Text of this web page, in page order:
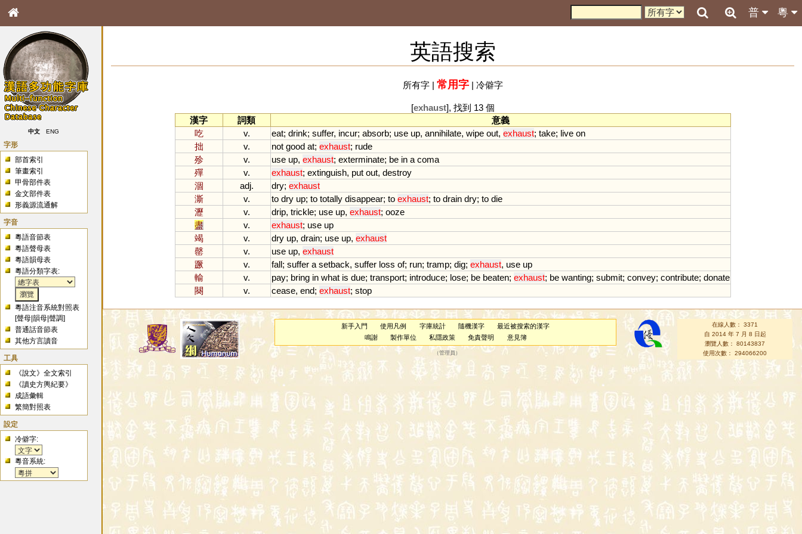
粵
普
中文 ENG
字形
部首索引
筆畫索引
甲骨部件表
金文部件表
形義源流通解
字音
粵語音節表
粵語聲母表
粵語韻母表
粵語分類字表:
粵語注音系統對照表
[聲母 |韻母 |聲調]
普通話音節表
其他方言讀音
工具
《說文》全文索引
《讀史方輿紀要》
成語彙輯
繁簡對照表
設定
冷僻字:
粵音系統:
英語搜索
所有字| 常用字| 冷僻字
[exhaust], 找到 13 個
漢字
詞類
意義
吃
v. eat; drink; suffer, incur; absorb; use up, annihilate, wipe out, exhaust; take; live on
拙
v. not good at; exhaust; rude
殄
v. use up, exhaust; exterminate; be in a coma
殫
v. exhaust; extinguish, put out, destroy
涸
adj. dry; exhaust
澌
v. to dry up; to totally disappear; to exhaust; to drain dry; to die
瀝
v. drip, trickle; use up, exhaust; ooze
盡
v. exhaust; use up
竭
v. dry up, drain; use up, exhaust
罄
v. use up, exhaust
蹶
v. fall; suffer a setback, suffer loss of; run; tramp; dig; exhaust, use up
輸
v. pay; bring in what is due; transport; introduce; lose; be beaten; exhaust; be wanting; submit; convey; contribute; donate
闋
v. cease, end; exhaust; stop
新手入門 使用凡例 字庫統計 隨機漢字
最近被搜索的漢字
鳴謝
製作單位 私隱政策 免責聲明 意見簿
（管理員 ）
在線人數： 3371
自 2014 年 7 月 8 日起
瀏覽人數： 80143837
使用次數： 294066200